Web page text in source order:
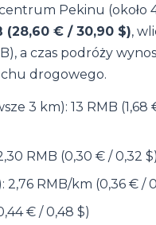
Pekinu (około
(28,60 € / 30,90 $),
a czas podróży
drogowego.
3 km): 13 RMB (1,68
RMB (0,30 € / 0,32
2,76 RMB/km (0,36 € /
€ / 0,48 $)